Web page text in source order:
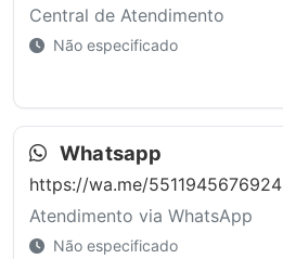
Central de Atendimento
Não especificado
Whatsapp
https://wa.me/5511945676924
Atendimento via WhatsApp
Não especificado